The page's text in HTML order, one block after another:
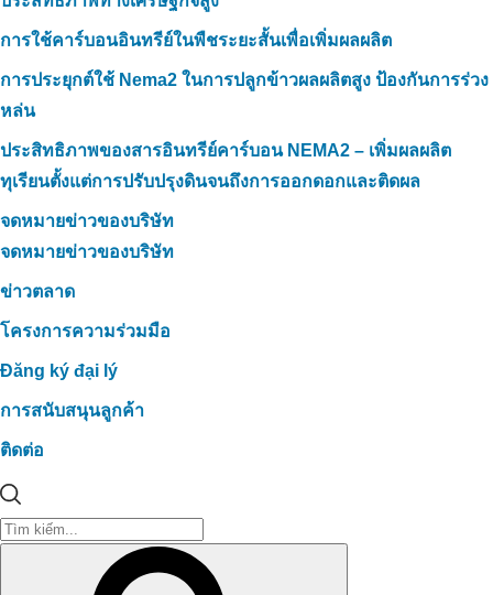
การใช้คาร์บอนอินทรีย์ในพืชระยะสั้นเพื่อเพิ่มผลผลิต
การประยุกต์ใช้ Nema2 ในการปลูกข้าวผลผลิตสูง ป้องกันการร่วง
หล่น
ประสิทธิภาพของสารอินทรีย์คาร์บอน NEMA2 – เพิ่มผลผลิต
ทุเรียนตั้งแต่การปรับปรุงดินจนถึงการออกดอกและติดผล
จดหมายข่าวของบริษัท
จดหมายข่าวของบริษัท
ข่าวตลาด
โครงการความร่วมมือ
Đăng ký đại lý
การสนับสนุนลูกค้า
ติดต่อ